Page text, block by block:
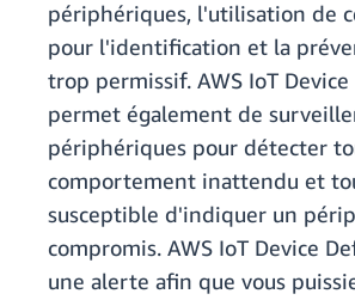
périphériques, l'utilisation de
pour l'identification et la
trop permissif. AWS IoT
permet également de
périphériques pour détecter
comportement inattendu et
susceptible d'indiquer un
compromis. AWS IoT Device
une alerte afin que vous